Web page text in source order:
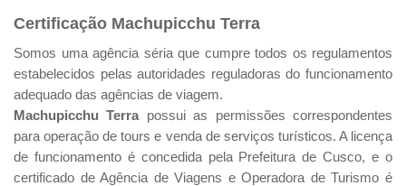
Certificação Machupicchu Terra
Somos uma agência séria que cumpre todos os regulamentos
estabelecidos pelas autoridades reguladoras do funcionamento
adequado das agências de viagem.
Machupicchu Terra possui as permissões correspondentes
para operação de tours e venda de serviços turísticos. A licença
de funcionamento é concedida pela Prefeitura de Cusco, e o
certificado de Agência de Viagens e Operadora de Turismo é